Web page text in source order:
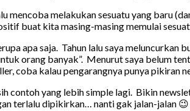
mencoba melakukan sesuatu yang baru
buat kita masing-masing memulai
apa saja. Tahun lalu saya
orang banyak”. Menurut saya belum
coba kalau pengarangnya punya pikiran
contoh yang lebih simple lagi. Bikin
terlalu dipikirkan… nanti gak jalan-jalan 😉